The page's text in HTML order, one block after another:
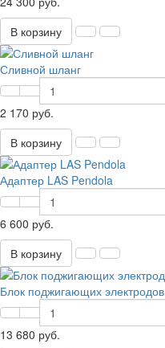
В корзину
Сливной шланг
2 170 руб.
В корзину
Адаптер LAS Pendola
6 600 руб.
В корзину
Блок поджигающих электродов
13 680 руб.